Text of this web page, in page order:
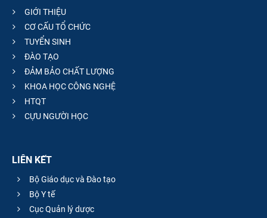
GIỚI THIỆU
CƠ CẤU TỔ CHỨC
TUYỂN SINH
ĐÀO TẠO
ĐẢM BẢO CHẤT LƯỢNG
KHOA HỌC CÔNG NGHỆ
HTQT
CỰU NGƯỜI HỌC
LIÊN KẾT
Bộ Giáo dục và Đào tạo
Bộ Y tế
Cục Quản lý dược